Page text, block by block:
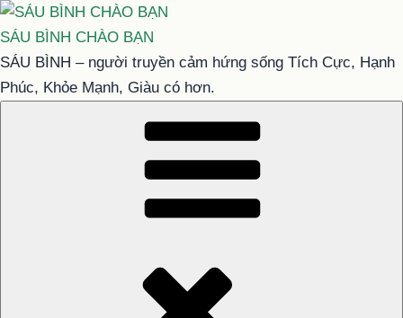
Chuyển
đến
phần
nội
SÁU BÌNH CHÀO BẠN
SÁU BÌNH – người truyền cảm hứng sống Tích Cực, Hạnh
Phúc, Khỏe Mạnh, Giàu có hơn.